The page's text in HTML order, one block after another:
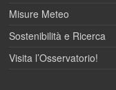
Misure Meteo
Sostenibilità e Ricerca
Visita l’Osservatorio!